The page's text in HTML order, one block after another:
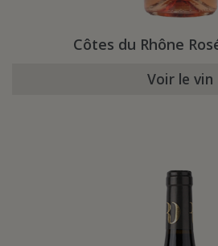
Côtes du Rhône
Voir le vin